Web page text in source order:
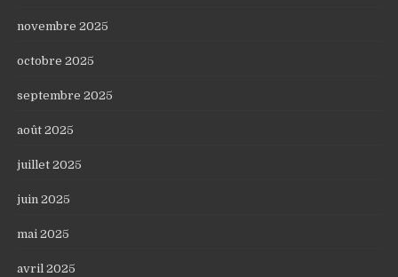
novembre 2025
octobre 2025
septembre 2025
août 2025
juillet 2025
juin 2025
mai 2025
avril 2025